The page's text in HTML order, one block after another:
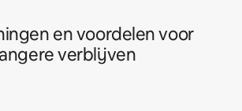
en voordelen voor
verblijven